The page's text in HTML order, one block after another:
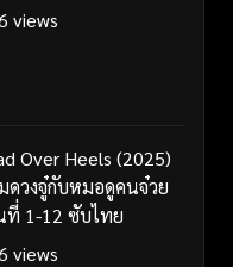
views
Over Heels (2025)
วงจู๋กับหมอดูคนจ๋วย
ที่ 1-12 ซับไทย
views